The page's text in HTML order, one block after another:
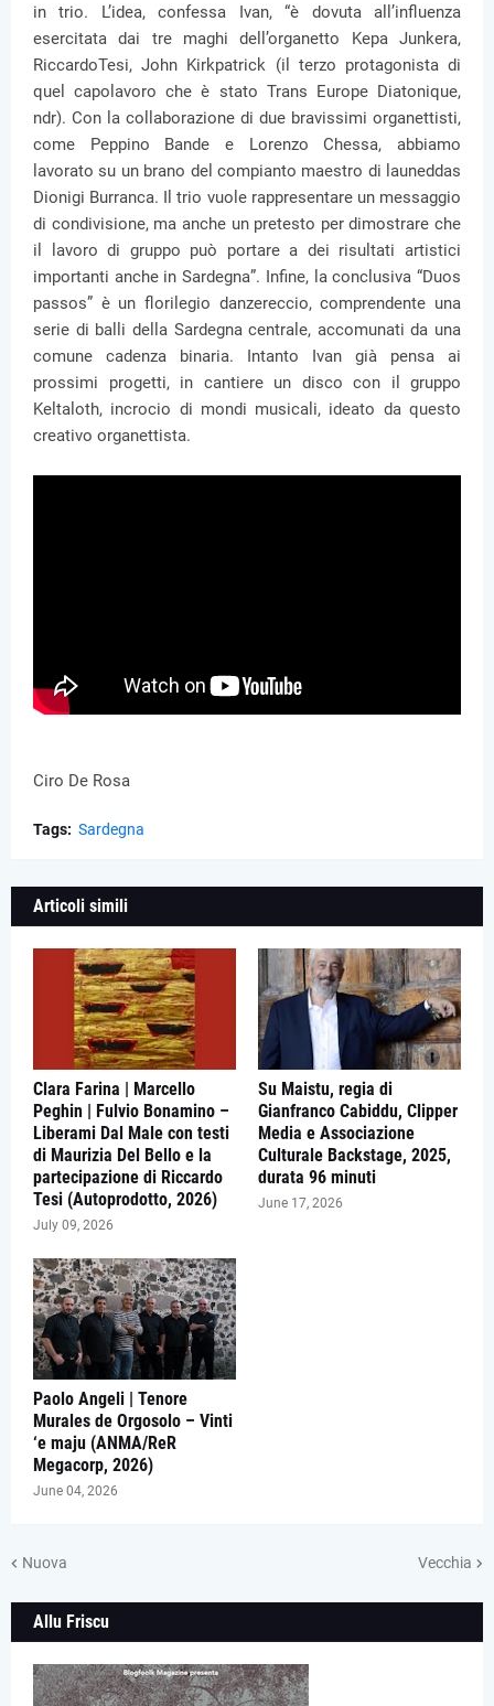
in trio. L’idea, confessa Ivan, “è dovuta all’influenza
esercitata dai tre maghi dell’organetto Kepa Junkera,
RiccardoTesi, John Kirkpatrick (il terzo protagonista di
quel capolavoro che è stato Trans Europe Diatonique,
ndr). Con la collaborazione di due bravissimi organettisti,
come Peppino Bande e Lorenzo Chessa, abbiamo
lavorato su un brano del compianto maestro di launeddas
Dionigi Burranca. Il trio vuole rappresentare un messaggio
di condivisione, ma anche un pretesto per dimostrare che
il lavoro di gruppo può portare a dei risultati artistici
importanti anche in Sardegna”. Infine, la conclusiva “Duos
passos” è un florilegio danzereccio, comprendente una
serie di balli della Sardegna centrale, accomunati da una
comune cadenza binaria. Intanto Ivan già pensa ai
prossimi progetti, in cantiere un disco con il gruppo
Keltaloth, incrocio di mondi musicali, ideato da questo
creativo organettista.
Ciro De Rosa
Tags: Sardegna
Articoli simili
Clara Farina | Marcello
Peghin | Fulvio Bonamino –
Liberami Dal Male con testi
di Maurizia Del Bello e la
partecipazione di Riccardo
Tesi (Autoprodotto, 2026)
July 09, 2026
Su Maistu, regia di
Gianfranco Cabiddu, Clipper
Media e Associazione
Culturale Backstage, 2025,
durata 96 minuti
June 17, 2026
Paolo Angeli | Tenore
Murales de Orgosolo – Vinti
‘e maju (ANMA/ReR
Megacorp, 2026)
June 04, 2026
Nuova Vecchia
Allu Friscu